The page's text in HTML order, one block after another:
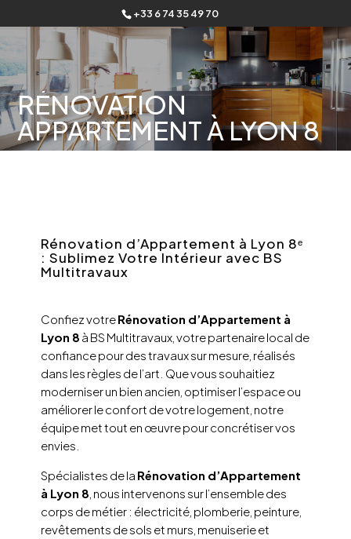
+33 6 74 35 49 70
RÉNOVATION
APPARTEMENT À LYON 8
Rénovation d’Appartement à Lyon 8ᵉ
: Sublimez Votre Intérieur avec BS
Multitravaux
Confiez votreRénovation d’Appartement à
Lyon 8 à BS Multitravaux, votre partenaire local de
confiance pour des travaux sur mesure, réalisés
dans les règles de l’art. Que vous souhaitiez
moderniser un bien ancien, optimiser l’espace ou
améliorer le confort de votre logement, notre
équipe met tout en œuvre pour concrétiser vos
envies.
Spécialistes de la Rénovation d’Appartement
à Lyon 8 , nous intervenons sur l’ensemble des
corps de métier : électricité, plomberie, peinture,
revêtements de sols et murs, menuiserie et